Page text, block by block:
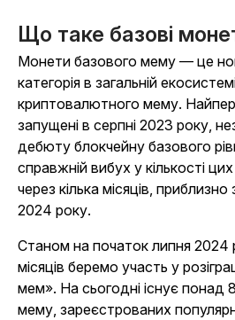
Що таке базові
Монети базового мему — це
категорія в загальній
криптовалютного мему.
запущені в серпні 2023 року,
дебюту блокчейну базового
справжній вибух у кількості
через кілька місяців,
2024 року.
Станом на початок липня 2024
місяців беремо участь у
мем». На сьогодні існує понад
мему, зареєстрованих